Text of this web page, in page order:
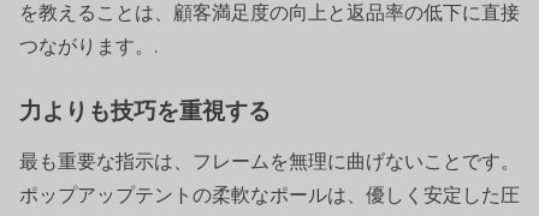
を教えることは、顧客満足度の向上と返品率の低下に直接
つながります。.
力よりも技巧を重視する
最も重要な指示は、フレームを無理に曲げないことです。
ポップアップテントの柔軟なポールは、優しく安定した圧